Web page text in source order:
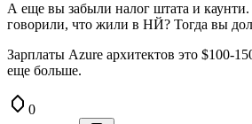
А еще вы забыли налог штата и каунти.
говорили, что жили в НЙ? Тогда вы
Зарплаты Azure архитектов это $100-
еще больше.
0